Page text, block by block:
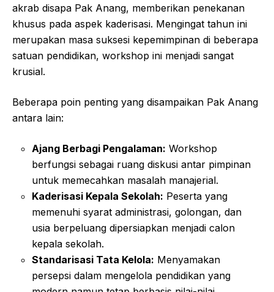
akrab disapa Pak Anang, memberikan penekanan
khusus pada aspek kaderisasi. Mengingat tahun ini
merupakan masa suksesi kepemimpinan di beberapa
satuan pendidikan, workshop ini menjadi sangat
krusial.
Beberapa poin penting yang disampaikan Pak Anang
antara lain:
Ajang Berbagi Pengalaman: Workshop
berfungsi sebagai ruang diskusi antar pimpinan
untuk memecahkan masalah manajerial.
Kaderisasi Kepala Sekolah: Peserta yang
memenuhi syarat administrasi, golongan, dan
usia berpeluang dipersiapkan menjadi calon
kepala sekolah.
Standarisasi Tata Kelola: Menyamakan
persepsi dalam mengelola pendidikan yang